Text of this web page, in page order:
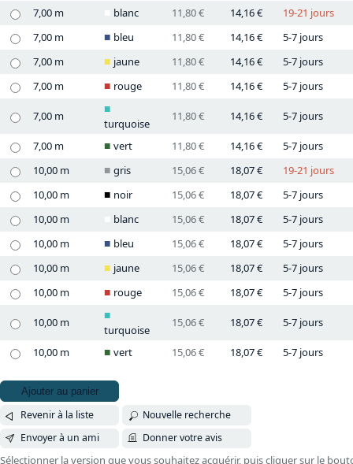
7,00 m
blanc 11,80 € 14,16 €
19-21 jours
7,00 m
bleu 11,80 € 14,16 €
5-7 jours
7,00 m
jaune 11,80 € 14,16 €
5-7 jours
7,00 m
rouge 11,80 € 14,16 € 5-7 jours
7,00 m
turquoise
11,80 € 14,16 € 5-7 jours
7,00 m vert 11,80 € 14,16 €
5-7 jours
10,00 m
gris 15,06 € 18,07 €
19-21 jours
10,00 m
noir 15,06 € 18,07 €
5-7 jours
10,00 m
blanc 15,06 € 18,07 €
5-7 jours
10,00 m
bleu 15,06 € 18,07 €
5-7 jours
10,00 m
jaune 15,06 € 18,07 €
5-7 jours
10,00 m
rouge 15,06 € 18,07 € 5-7 jours
10,00 m
turquoise
15,06 € 18,07 € 5-7 jours
10,00 m vert 15,06 € 18,07 € 5-7 jours
Ajouter au panier
Revenir à la liste
Nouvelle recherche
Envoyer à un ami
Donner votre avis
Sélectionner la version que vous souhaitez acquérir, puis cliquer sur le